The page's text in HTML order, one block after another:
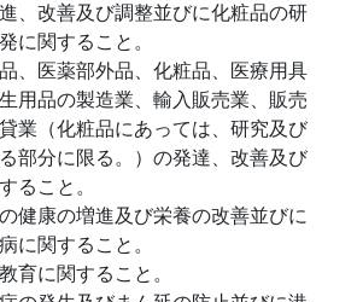
、改善及び調整並びに化粧品の研
に関すること。
、医薬部外品、化粧品、医療用具
用品の製造業、輸入販売業、販売
業（化粧品にあっては、研究及び
部分に限る。）の発達、改善及び
ること。
健康の増進及び栄養の改善並びに
に関すること。
育に関すること。